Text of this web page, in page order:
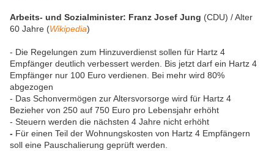
Arbeits- und Sozialminister: Franz Josef Jung (CDU) / Alter
60 Jahre (Wikipedia)
- Die Regelungen zum Hinzuverdienst sollen für Hartz 4
Empfänger deutlich verbessert werden. Bis jetzt darf ein Hartz 4
Empfänger nur 100 Euro verdienen. Bei mehr wird 80%
abgezogen
- Das Schonvermögen zur Altersvorsorge wird für Hartz 4
Bezieher von 250 auf 750 Euro pro Lebensjahr erhöht
- Steuern werden die nächsten 4 Jahre nicht erhöht
- Für einen Teil der Wohnungskosten von Hartz 4 Empfängern
soll eine Pauschalierung geprüft werden.